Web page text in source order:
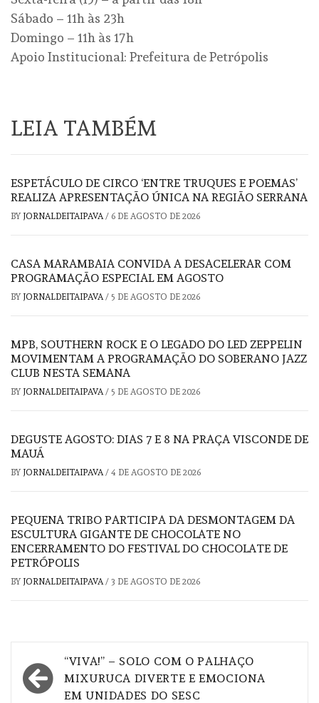
Sábado – 11h às 23h
Domingo – 11h às 17h
Apoio Institucional: Prefeitura de Petrópolis
LEIA TAMBÉM
ESPETÁCULO DE CIRCO ‘ENTRE TRUQUES E POEMAS’
REALIZA APRESENTAÇÃO ÚNICA NA REGIÃO SERRANA
BY JORNALDEITAIPAVA/ 6 DE AGOSTO DE 2026
CASA MARAMBAIA CONVIDA A DESACELERAR COM
PROGRAMAÇÃO ESPECIAL EM AGOSTO
BY JORNALDEITAIPAVA/ 5 DE AGOSTO DE 2026
MPB, SOUTHERN ROCK E O LEGADO DO LED ZEPPELIN
MOVIMENTAM A PROGRAMAÇÃO DO SOBERANO JAZZ
CLUB NESTA SEMANA
BY JORNALDEITAIPAVA/ 5 DE AGOSTO DE 2026
DEGUSTE AGOSTO: DIAS 7 E 8 NA PRAÇA VISCONDE DE
MAUÁ
BY JORNALDEITAIPAVA/ 4 DE AGOSTO DE 2026
PEQUENA TRIBO PARTICIPA DA DESMONTAGEM DA
ESCULTURA GIGANTE DE CHOCOLATE NO
ENCERRAMENTO DO FESTIVAL DO CHOCOLATE DE
PETRÓPOLIS
BY JORNALDEITAIPAVA/ 3 DE AGOSTO DE 2026
Navegação
de
“VIVA!” – SOLO COM O PALHAÇO
MIXURUCA DIVERTE E EMOCIONA
EM UNIDADES DO SESC